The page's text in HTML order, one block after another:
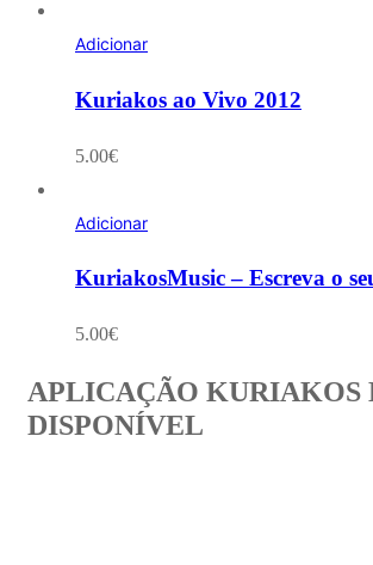
Adicionar
Kuriakos ao Vivo 2012
5.00€
Adicionar
KuriakosMusic – Escreva o
5.00€
APLICAÇÃO KURIAKOS
DISPONÍVEL